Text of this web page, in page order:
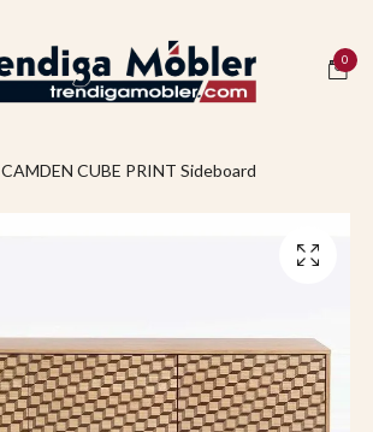
0
CAMDEN CUBE PRINT Sideboard